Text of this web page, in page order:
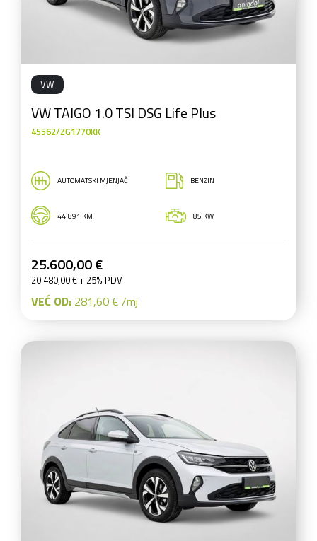
VW
VW TAIGO 1.0 TSI DSG Life Plus
45562/ZG1770KK
AUTOMATSKI MJENJAČ BENZIN
44.891 KM 85 KW
25.600,00 €
20.480,00 € + 25% PDV
VEĆ OD: 281,60 € /mj